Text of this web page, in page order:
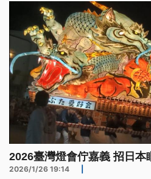
2026臺灣燈會佇嘉義 招日本
2026/1/26 19:14